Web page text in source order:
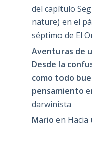
del capítulo
nature) en el
séptimo de El
Aventuras de
Desde la
como todo
pensamiento
darwinista
Mario en Hacia